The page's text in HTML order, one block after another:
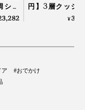
ー
サイ
円】3層クッシ
シート、ラグジ
SPHINX
¥
ア
#おでかけ